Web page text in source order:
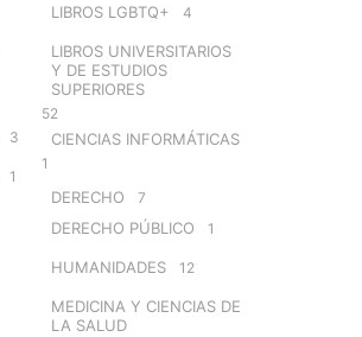
3
1
LIBROS LGBTQ+ 4
LIBROS UNIVERSITARIOS
Y DE ESTUDIOS
SUPERIORES
52
CIENCIAS INFORMÁTICAS
1
DERECHO 7
DERECHO PÚBLICO 1
HUMANIDADES 12
MEDICINA Y CIENCIAS DE
LA SALUD